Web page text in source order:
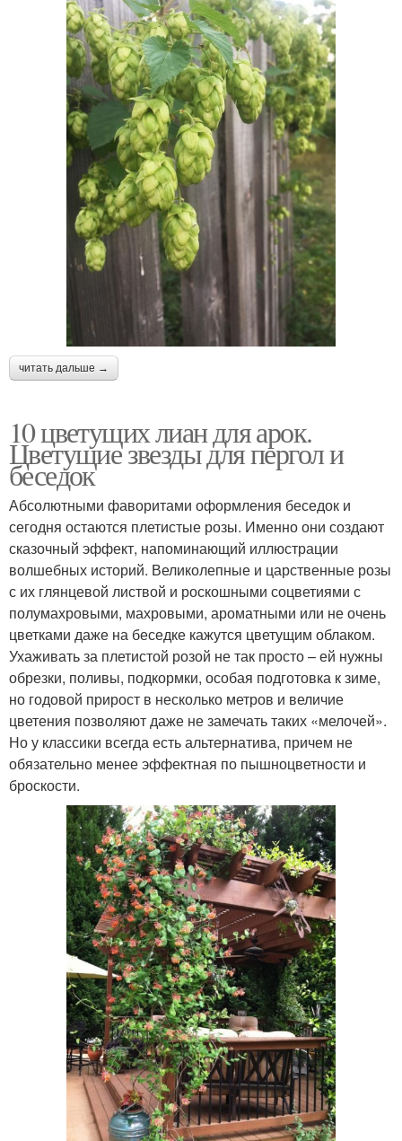
читать дальше →
10 цветущих лиан для арок.
Цветущие звезды для пергол и
беседок
Абсолютными фаворитами оформления беседок и
сегодня остаются плетистые розы. Именно они создают
сказочный эффект, напоминающий иллюстрации
волшебных историй. Великолепные и царственные розы
с их глянцевой листвой и роскошными соцветиями с
полумахровыми, махровыми, ароматными или не очень
цветками даже на беседке кажутся цветущим облаком.
Ухаживать за плетистой розой не так просто – ей нужны
обрезки, поливы, подкормки, особая подготовка к зиме,
но годовой прирост в несколько метров и величие
цветения позволяют даже не замечать таких «мелочей».
Но у классики всегда есть альтернатива, причем не
обязательно менее эффектная по пышноцветности и
броскости.